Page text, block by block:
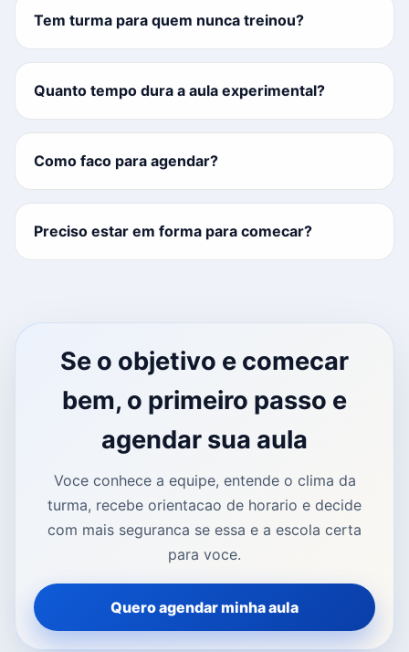
Tem turma para quem nunca treinou?
Quanto tempo dura a aula experimental?
Como faco para agendar?
Preciso estar em forma para comecar?
Se o objetivo e comecar
bem, o primeiro passo e
agendar sua aula
Voce conhece a equipe, entende o clima da
turma, recebe orientacao de horario e decide
com mais seguranca se essa e a escola certa
para voce.
Quero agendar minha aula